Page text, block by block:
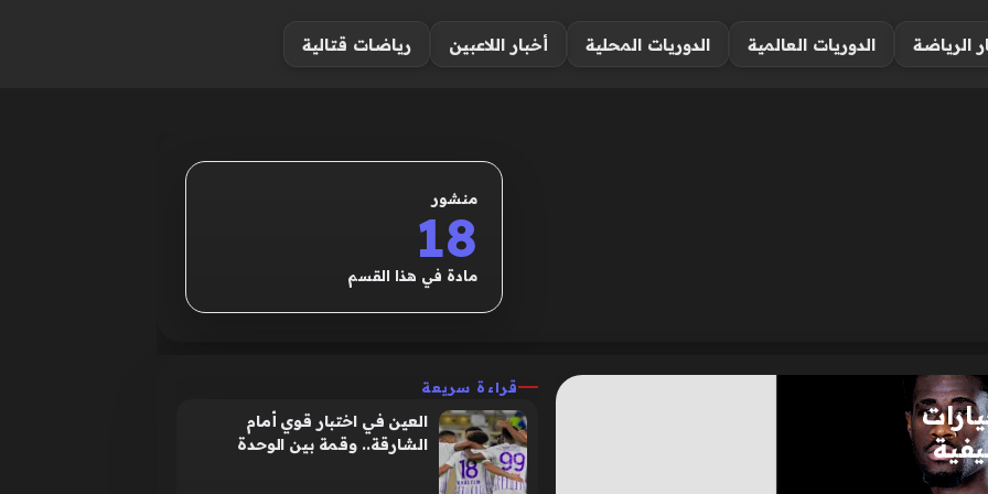
الرياضة الدوريات العالمية الدوريات المحلية أخبار اللاعبين رياضات قتالية
منشور
18
مادة في هذا القسم
قراءة سريعة
العين في اختبار قوي أمام
الشارقة.. وقمة بين الوحدة